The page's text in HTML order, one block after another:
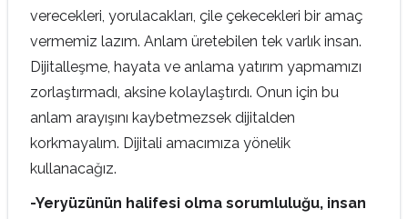
verecekleri, yorulacakları, çile çekecekleri bir amaç
vermemiz lazım. Anlam üretebilen tek varlık insan.
Dijitalleşme, hayata ve anlama yatırım yapmamızı
zorlaştırmadı, aksine kolaylaştırdı. Onun için bu
anlam arayışını kaybetmezsek dijitalden
korkmayalım. Dijitali amacımıza yönelik
kullanacağız.
-Yeryüzünün halifesi olma sorumluluğu, insan